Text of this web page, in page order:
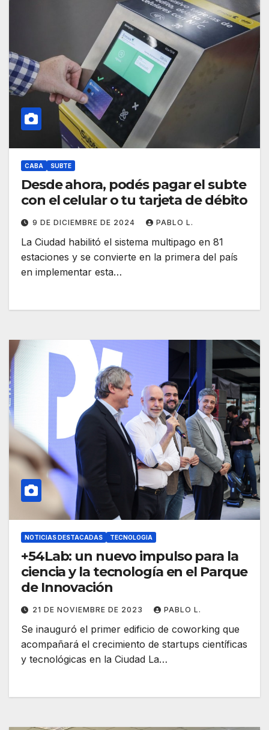
CABA SUBTE
Desde ahora, podés pagar el subte
con el celular o tu tarjeta de débito
9 DE DICIEMBRE DE 2024 PABLO L.
La Ciudad habilitó el sistema multipago en 81
estaciones y se convierte en la primera del país
en implementar esta…
NOTICIAS DESTACADAS TECNOLOGIA
+54Lab: un nuevo impulso para la
ciencia y la tecnología en el Parque
de Innovación
21 DE NOVIEMBRE DE 2023 PABLO L.
Se inauguró el primer edificio de coworking que
acompañará el crecimiento de startups científicas
y tecnológicas en la Ciudad La…